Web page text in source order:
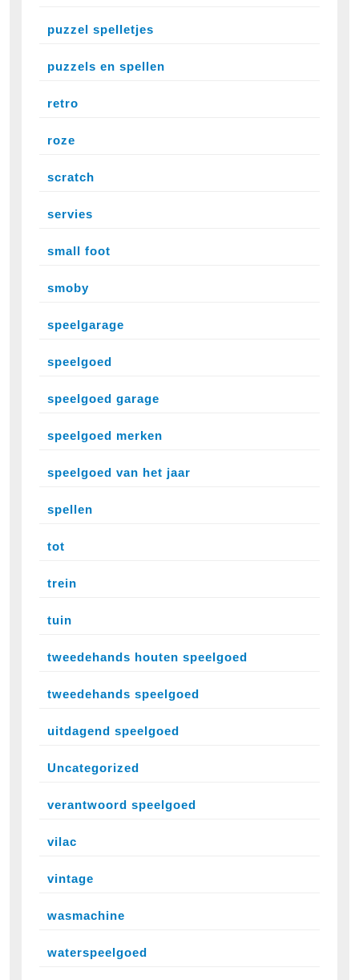
puzzel spelletjes
puzzels en spellen
retro
roze
scratch
servies
small foot
smoby
speelgarage
speelgoed
speelgoed garage
speelgoed merken
speelgoed van het jaar
spellen
tot
trein
tuin
tweedehands houten speelgoed
tweedehands speelgoed
uitdagend speelgoed
Uncategorized
verantwoord speelgoed
vilac
vintage
wasmachine
waterspeelgoed